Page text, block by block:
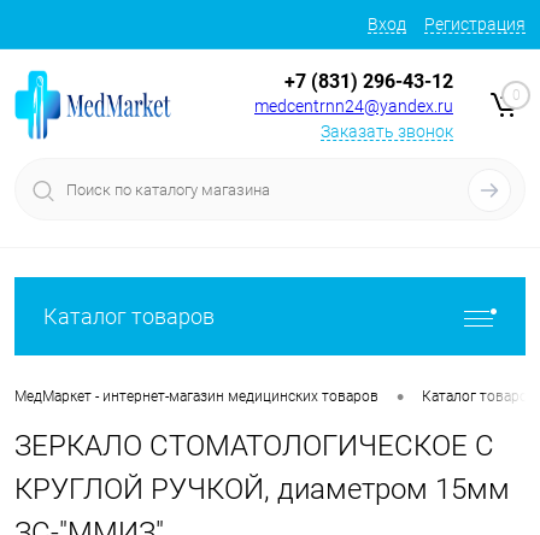
Вход Регистрация
+7 (831) 296-43-12
medcentrnn24@yandex.ru
Заказать звонок
0
Каталог товаров
МедМаркет - интернет-магазин медицинских товаров • Каталог товаров
ЗЕРКАЛО СТОМАТОЛОГИЧЕСКОЕ С
КРУГЛОЙ РУЧКОЙ, диаметром 15мм